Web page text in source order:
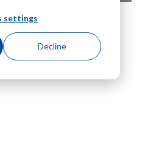
settings
Decline
des
la tour de
de Marley